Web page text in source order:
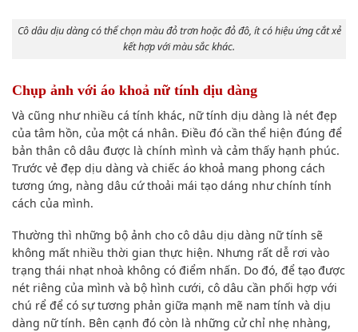
Cô dâu dịu dàng có thể chọn màu đỏ trơn hoặc đỏ đô, ít có hiệu ứng cắt xẻ
kết hợp với màu sắc khác.
Chụp ảnh với áo khoả nữ tính dịu dàng
Và cũng như nhiều cá tính khác, nữ tính dịu dàng là nét đẹp
của tâm hồn, của một cá nhân. Điều đó cần thể hiện đúng để
bản thân cô dâu được là chính mình và cảm thấy hạnh phúc.
Trước vẻ đẹp dịu dàng và chiếc áo khoả mang phong cách
tương ứng, nàng dâu cứ thoải mái tạo dáng như chính tính
cách của mình.
Thường thì những bộ ảnh cho cô dâu dịu dàng nữ tính sẽ
không mất nhiều thời gian thực hiện. Nhưng rất dễ rơi vào
trạng thái nhạt nhoà không có điểm nhấn. Do đó, để tạo được
nét riêng của mình và bộ hình cưới, cô dâu cần phối hợp với
chú rể để có sự tương phản giữa mạnh mẽ nam tính và dịu
dàng nữ tính. Bên cạnh đó còn là những cử chỉ nhẹ nhàng,